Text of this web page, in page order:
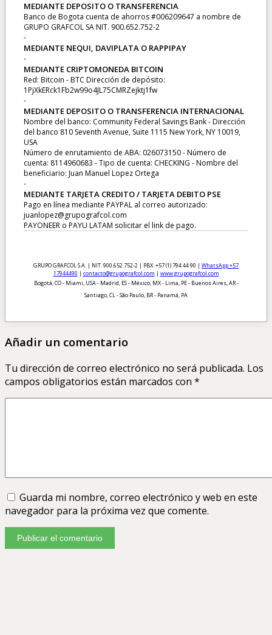
MEDIANTE DEPOSITO O TRANSFERENCIA
Banco de Bogota cuenta de ahorros #006209647 a nombre de
GRUPO GRAFCOL SA NIT. 900.652.752-2
-
MEDIANTE NEQUI, DAVIPLATA O RAPPIPAY
-
MEDIANTE CRIPTOMONEDA BITCOIN
Red: Bitcoin - BTC Dirección de depósito:
1PjXkERck1Fb2w99o4JL75CMRZejktj1fw
-
MEDIANTE DEPOSITO O TRANSFERENCIA INTERNACIONAL
Nombre del banco: Community Federal Savings Bank - Dirección
del banco 810 Seventh Avenue, Suite 1115 New York, NY 10019,
USA
Número de enrutamiento de ABA: 026073150 - Número de
cuenta: 8114960683 - Tipo de cuenta: CHECKING - Nombre del
beneficiario: Juan Manuel Lopez Ortega
-
MEDIANTE TARJETA CREDITO / TARJETA DEBITO PSE
Pago en línea mediante PAYPAL al correo autorizado:
juanlopez@grupografcol.com
PAYONEER o PAYU LATAM solicitar el link de pago.
GRUPO GRAFCOL S.A. | NIT. 900.652.752-2 | PBX. +57 (1) 794 44 90 | WhatsApp +57
17944490 | contacto@grupografcol.com | www.grupografcol.com
Bogotá, CO - Miami, USA - Madrid, ES - México, MX - Lima, PE - Buenos Aires, AR -
Santiago, CL - São Paulo, BR - Panamá, PA
Añadir un comentario
Tu dirección de correo electrónico no será publicada. Los
campos obligatorios están marcados con *
Guarda mi nombre, correo electrónico y web en este
navegador para la próxima vez que comente.